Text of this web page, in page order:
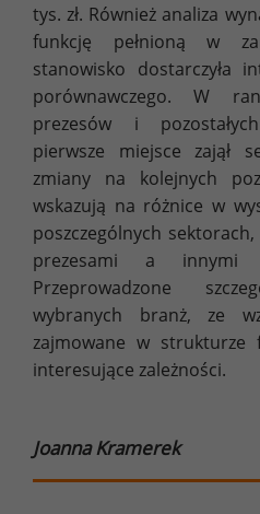
tys. zł. Również analiza
funkcję pełnioną w
stanowisko dostarczyła
porównawczego. W
prezesów i
pierwsze miejsce zajął
zmiany na kolejnych
wskazują na różnice w
poszczególnych
prezesami a innymi
Przeprowadzone
wybranych branż, ze
zajmowane w strukturze
interesujące zależności.
Joanna Kramerek